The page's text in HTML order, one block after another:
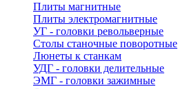
Плиты магнитные
Плиты электромагнитные
УГ - головки револьверные
Столы станочные поворотные
Люнеты к станкам
УДГ - головки делительные
ЭМГ - головки зажимные